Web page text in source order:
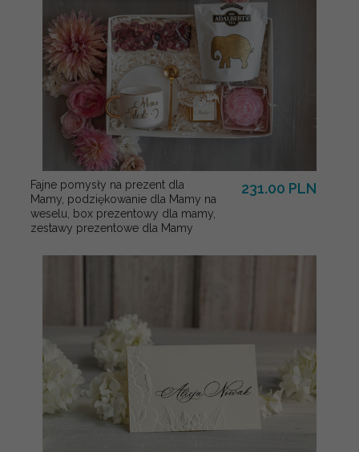
Fajne pomysły na prezent dla
Mamy, podziękowanie dla Mamy na
weselu, box prezentowy dla mamy,
zestawy prezentowe dla Mamy
231.00 PLN